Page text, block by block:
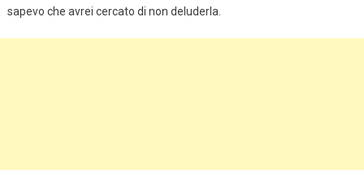
sapevo che avrei cercato di non deluderla.